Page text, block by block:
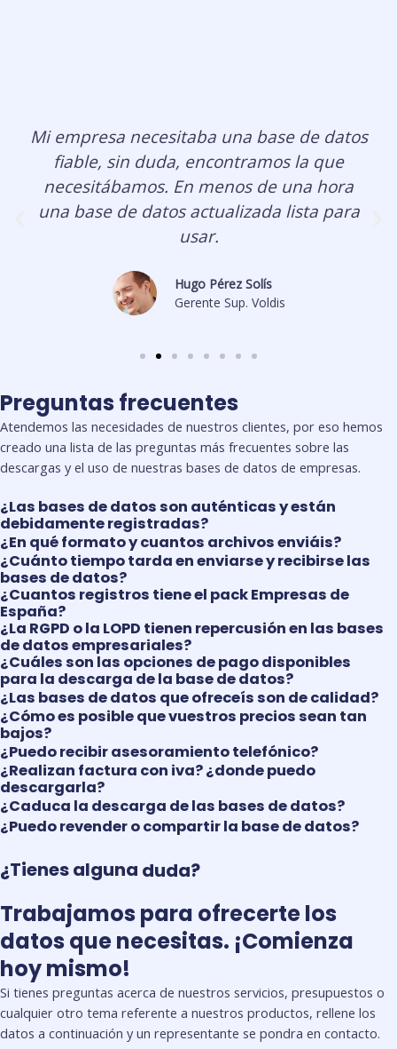
Mi empresa necesitaba una base de datos
fiable, sin duda, encontramos la que
necesitábamos. En menos de una hora
una base de datos actualizada lista para
usar.
Hugo Pérez Solís
Gerente Sup. Voldis
Preguntas frecuentes
Atendemos las necesidades de nuestros clientes, por eso hemos
creado una lista de las preguntas más frecuentes sobre las
descargas y el uso de nuestras bases de datos de empresas.
¿Las bases de datos son auténticas y están
debidamente registradas?
¿En qué formato y cuantos archivos enviáis?
¿Cuánto tiempo tarda en enviarse y recibirse las
bases de datos?
¿Cuantos registros tiene el pack Empresas de
España?
¿La RGPD o la LOPD tienen repercusión en las bases
de datos empresariales?
¿Cuáles son las opciones de pago disponibles
para la descarga de la base de datos?
¿Las bases de datos que ofreceís son de calidad?
¿Cómo es posible que vuestros precios sean tan
bajos?
¿Puedo recibir asesoramiento telefónico?
¿Realizan factura con iva? ¿donde puedo
descargarla?
¿Caduca la descarga de las bases de datos?
¿Puedo revender o compartir la base de datos?
¿Tienes alguna duda?
Trabajamos para ofrecerte los
datos que necesitas. ¡Comienza
hoy mismo!
Si tienes preguntas acerca de nuestros servicios, presupuestos o
cualquier otro tema referente a nuestros productos, rellene los
datos a continuación y un representante se pondra en contacto.